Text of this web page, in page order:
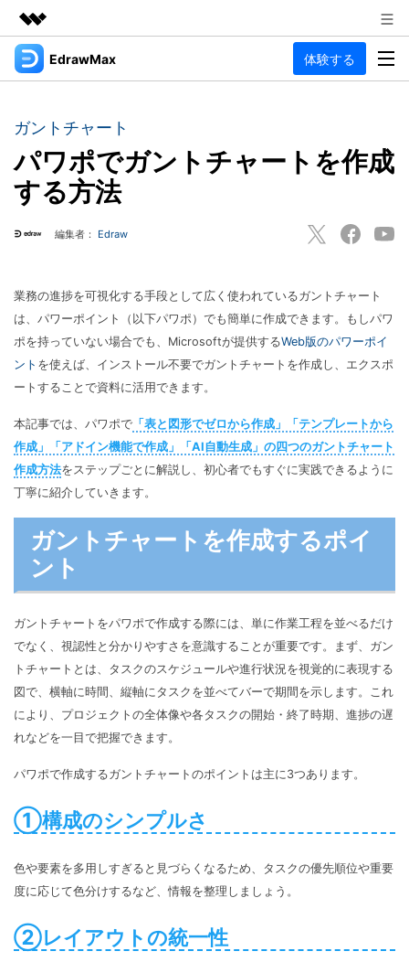
製品
ユーティリティ
ソリューション
企業情報
プラン＆価格
サポート
EdrawMax 体験する
EdrawMax
マインドマップソフトウェア
作図種類
図面作成
フローチャート
P&ID
思考整理
コンセントマップ
ブレインストーミング
メモ取り
記事
オンラインAIツール
EdrawMind V13登場！
新機能一覧
ガイド
利用方法を案内します
EdrawMax > EdrawMind >
動作環境
EdrawMax >
法人向け
EdrawMax
無料ダウンロード 購入する
検索
ガントチャート
パワポでガントチャートを作成
する方法
編集者： Edraw
業務の進捗を可視化する手段として広く使われているガントチャート
は、パワーポイント（以下パワポ）でも簡単に作成できます。もしパワ
ポを持っていない場合でも、Microsoftが提供するWeb版のパワーポイ
ント を使えば、インストール不要でガントチャートを作成し、エクスポ
ートすることで資料に活用できます。
本記事では、パワポで 「表と図形でゼロから作成」「テンプレートから
作成」「アドイン機能で作成」「AI自動生成」の四つのガントチャート
作成方法をステップごとに解説し、初心者でもすぐに実践できるように
丁寧に紹介していきます。
ガントチャートを作成するポイ
ント
ガントチャートをパワポで作成する際には、単に作業工程を並べるだけ
でなく、視認性と分かりやすさを意識することが重要です。まず、ガン
トチャートとは、タスクのスケジュールや進行状況を視覚的に表現する
図で、横軸に時間、縦軸にタスクを並べてバーで期間を示します。これ
により、プロジェクトの全体像や各タスクの開始・終了時期、進捗の遅
れなどを一目で把握できます。
パワポで作成するガントチャートのポイントは主に3つあります。
①構成のシンプルさ
色や要素を多用しすぎると見づらくなるため、タスクの優先順位や重要
度に応じて色分けするなど、情報を整理しましょう。
②レイアウトの統一性